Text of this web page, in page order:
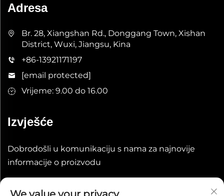
Adresa
Br. 28, Xiangshan Rd., Donggang Town, Xishan
District, Wuxi, Jiangsu, Kina
+86-13921171197
[email protected]
Vrijeme: 9.00 do 16.00
Izvješće
Dobrodošli u komunikaciju s nama za najnovije
informacije o proizvodu